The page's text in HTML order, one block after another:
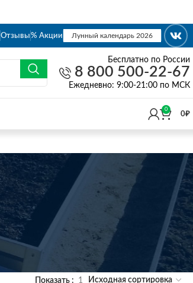
Отзывы% Акции Лунный календарь 2026
Бесплатно по России
8 800 500-22-67
Eжедневно: 9:00-21:00 по МСК
0
0₽
Показать 1